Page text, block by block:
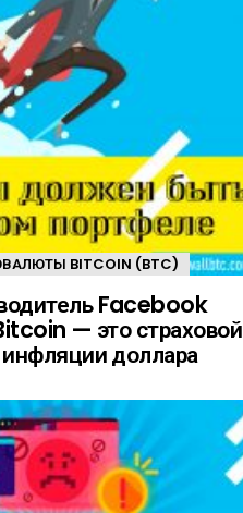
BITCOIN (BTC)
Facebook
— это страховой
доллара